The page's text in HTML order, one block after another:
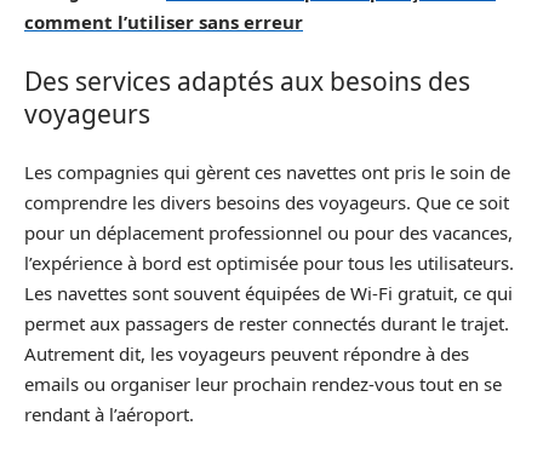
comment l’utiliser sans erreur
Des services adaptés aux besoins des
voyageurs
Les compagnies qui gèrent ces navettes ont pris le soin de
comprendre les divers besoins des voyageurs. Que ce soit
pour un déplacement professionnel ou pour des vacances,
l’expérience à bord est optimisée pour tous les utilisateurs.
Les navettes sont souvent équipées de Wi-Fi gratuit, ce qui
permet aux passagers de rester connectés durant le trajet.
Autrement dit, les voyageurs peuvent répondre à des
emails ou organiser leur prochain rendez-vous tout en se
rendant à l’aéroport.